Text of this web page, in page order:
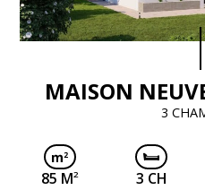
MAISON
3
85 M2 3 CH